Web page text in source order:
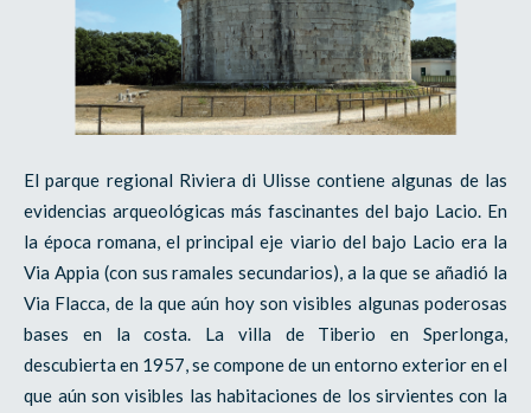
El parque regional Riviera di Ulisse contiene algunas de las
evidencias arqueológicas más fascinantes del bajo Lacio. En
la época romana, el principal eje viario del bajo Lacio era la
Via Appia (con sus ramales secundarios), a la que se añadió la
Via Flacca, de la que aún hoy son visibles algunas poderosas
bases en la costa. La villa de Tiberio en Sperlonga,
descubierta en 1957, se compone de un entorno exterior en el
que aún son visibles las habitaciones de los sirvientes con la